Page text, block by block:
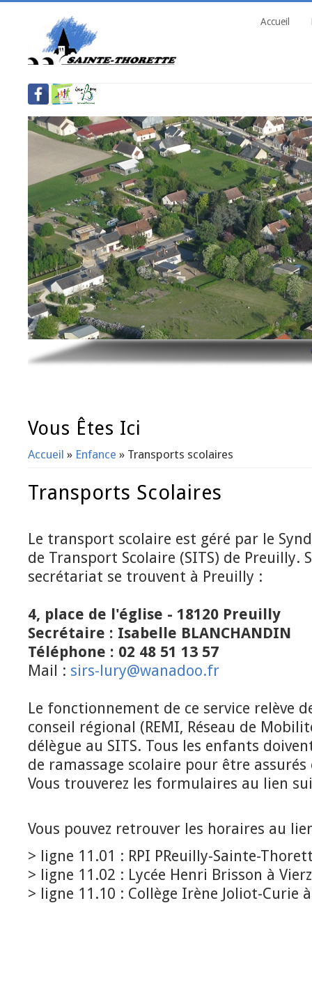
Accueil
Vous Êtes Ici
Accueil » Enfance » Transports scolaires
Transports Scolaires
Le transport scolaire est géré par le
de Transport Scolaire (SITS) de Preuilly.
secrétariat se trouvent à Preuilly :
4, place de l'église - 18120 Preuilly
Secrétaire : Isabelle BLANCHANDIN
Téléphone : 02 48 51 13 57
Mail : sirs-lury@wanadoo.fr
Le fonctionnement de ce service relève
conseil régional (REMI, Réseau de
délègue au SITS. Tous les enfants
de ramassage scolaire pour être
Vous trouverez les formulaires au lien
Vous pouvez retrouver les horaires au
> ligne 11.01 : RPI PReuilly-Sainte-
> ligne 11.02 : Lycée Henri Brisson à
> ligne 11.10 : Collège Irène Joliot-Curie